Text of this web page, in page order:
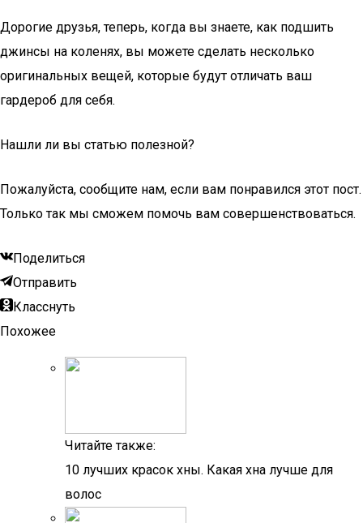
Дорогие друзья, теперь, когда вы знаете, как подшить
джинсы на коленях, вы можете сделать несколько
оригинальных вещей, которые будут отличать ваш
гардероб для себя.
Нашли ли вы статью полезной?
Пожалуйста, сообщите нам, если вам понравился этот пост.
Только так мы сможем помочь вам совершенствоваться.
Поделиться
Отправить
Класснуть
Похожее
Читайте также:
10 лучших красок хны. Какая хна лучше для
волос